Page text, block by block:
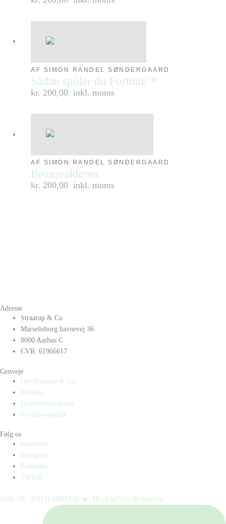
AF SIMON RANDEL SØNDERGAARD
Sådan spiller du Fortnite™
kr. 200,00 inkl. moms
AF SIMON RANDEL SØNDERGAARD
Bronzealderen
kr. 200,00 inkl. moms
Adresse
Straarup & Co
Marselisborg havnevej 36
8000 Aarhus C
CVR: 61966617
Genveje
Om Straarup & Co
Kontakt
Handelsbetingelser
Privatlivspolitik
Følg os
Facebook
Instagram
LinkedIn
TikTok
UDE NU: ANTICHRISTIE 🔥⁠ ⁠ Hvad nu hvis de historie